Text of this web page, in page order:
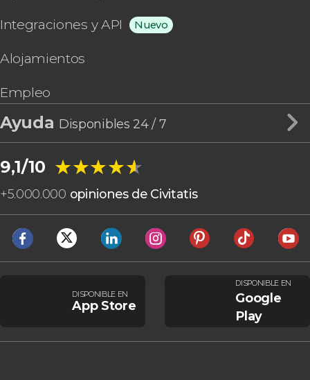
Integraciones y API Nuevo
Alojamientos
Empleo
Ayuda Disponibles 24 / 7
9,1/10 ★★★★★
★★★★★
+5.000.000 opiniones de Civitatis
DISPONIBLE EN
App Store
DISPONIBLE EN
Google
Play